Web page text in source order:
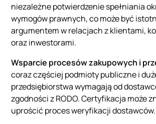
niezależne potwierdzenie spełniania
wymogów prawnych, co może być
argumentem w relacjach z klientami,
oraz inwestorami.
Wsparcie procesów zakupowych i
coraz częściej podmioty publiczne i
przedsiębiorstwa wymagają od
zgodności z RODO. Certyfikacja może
uprościć proces weryfikacji dostawców.